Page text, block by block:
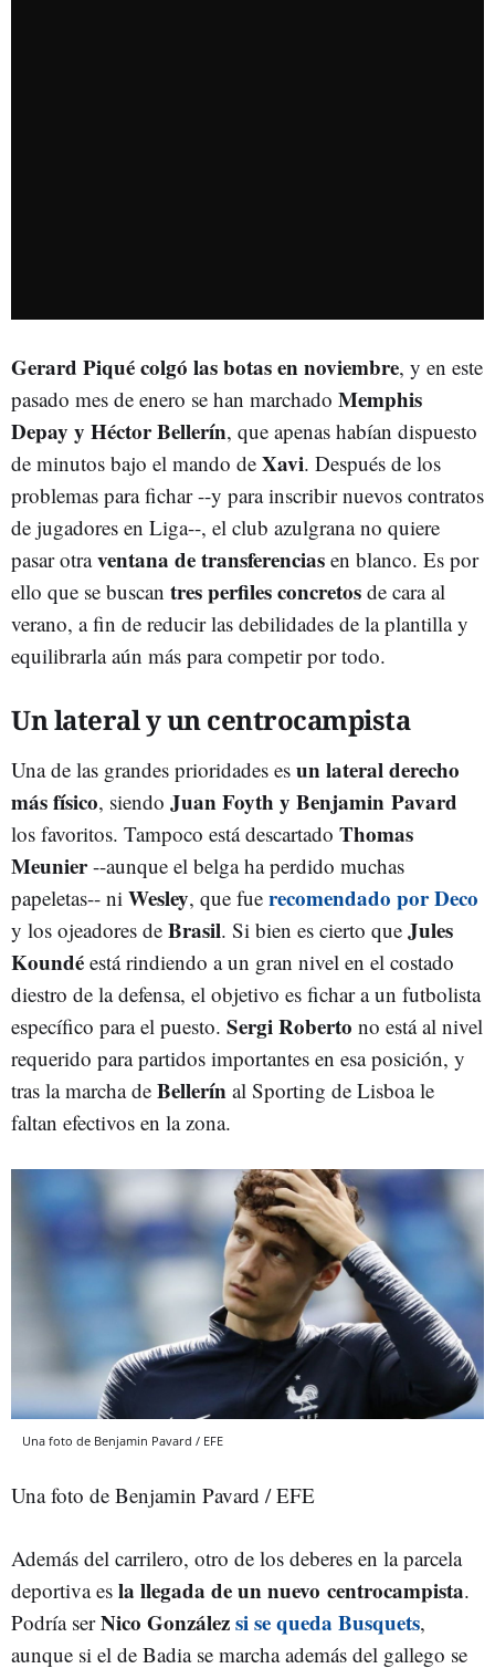
Gerard Piqué colgó las botas en noviembre, y en este
pasado mes de enero se han marchado Memphis
Depay y Héctor Bellerín, que apenas habían dispuesto
de minutos bajo el mando de Xavi. Después de los
problemas para fichar --y para inscribir nuevos contratos
de jugadores en Liga--, el club azulgrana no quiere
pasar otraventana de transferencias en blanco. Es por
ello que se buscan tres perfiles concretos de cara al
verano, a fin de reducir las debilidades de la plantilla y
equilibrarla aún más para competir por todo.
Un lateral y un centrocampista
Una de las grandes prioridades es un lateral derecho
más físico, siendo Juan Foyth y Benjamin Pavard
los favoritos. Tampoco está descartado Thomas
Meunier--aunque el belga ha perdido muchas
papeletas-- ni Wesley, que fue recomendado por Deco
y los ojeadores de Brasil. Si bien es cierto que Jules
Koundé está rindiendo a un gran nivel en el costado
diestro de la defensa, el objetivo es fichar a un futbolista
específico para el puesto. Sergi Roberto no está al nivel
requerido para partidos importantes en esa posición, y
tras la marcha de Bellerín al Sporting de Lisboa le
faltan efectivos en la zona.
Una foto de Benjamin Pavard / EFE
Una foto de Benjamin Pavard / EFE
Además del carrilero, otro de los deberes en la parcela
deportiva es la llegada de un nuevo centrocampista.
Podría serNico Gonzálezsi se queda Busquets,
aunque si el de Badia se marcha además del gallego se